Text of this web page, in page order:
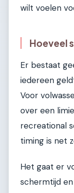
wilt voelen
Hoeveel
Er bestaat
iedereen
Voor
over een
recreational
timing is net
Het gaat er
schermtijd